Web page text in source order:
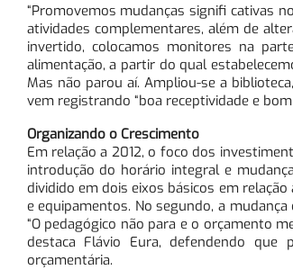
“Promovemos mudanças signifi cativas
atividades complementares, além de
invertido, colocamos monitores na
alimentação, a partir do qual
Mas não parou aí. Ampliou-se a
vem registrando “boa receptividade e
Organizando o Crescimento
Em relação a 2012, o foco dos
introdução do horário integral e
dividido em dois eixos básicos em
e equipamentos. No segundo, a
“O pedagógico não para e o orçamento
destaca Flávio Eura, defendendo que
orçamentária.